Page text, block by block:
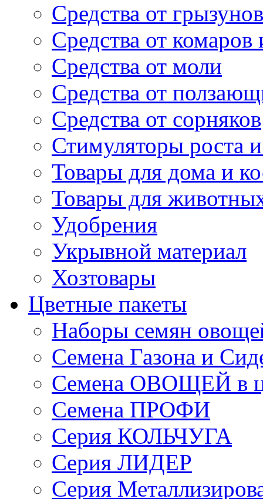
Средства от грызунов
Средства от
Средства от моли
Средства от
Средства от сорняков
Стимуляторы роста и
Товары для дома и
Товары для
Удобрения
Укрывной материал
Хозтовары
Цветные пакеты
Наборы семян
Семена Газона и
Семена ОВОЩЕЙ в
Семена ПРОФИ
Серия КОЛЬЧУГА
Серия ЛИДЕР
Серия